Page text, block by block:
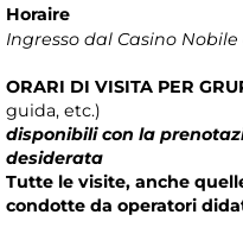
Horaire
Ingresso dal Casino
ORARI DI VISITA PER
guida, etc.)
disponibili con la
desiderata
Tutte le visite, anche
condotte da operatori